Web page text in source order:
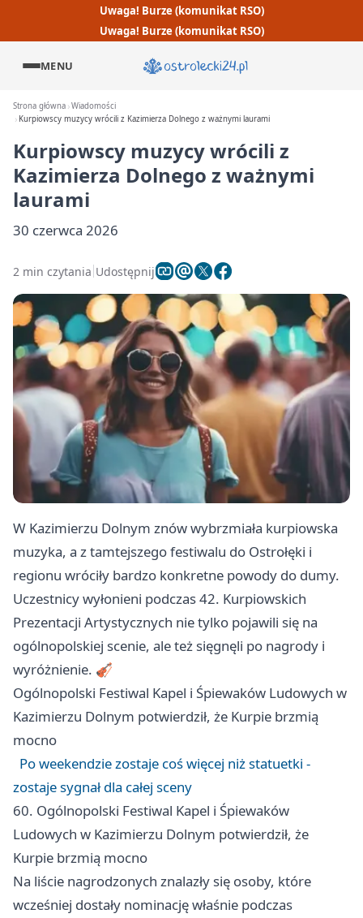
Uwaga! Burze (komunikat RSO)
Uwaga! Burze (komunikat RSO)
MENU
Strona główna Wiadomości
Kurpiowscy muzycy wrócili z Kazimierza Dolnego z ważnymi laurami
Kurpiowscy muzycy wrócili z
Kazimierza Dolnego z ważnymi
laurami
30 czerwca 2026
2 min czytania Udostępnij
W Kazimierzu Dolnym znów wybrzmiała kurpiowska
muzyka, a z tamtejszego festiwalu do Ostrołęki i
regionu wróciły bardzo konkretne powody do dumy.
Uczestnicy wyłonieni podczas 42. Kurpiowskich
Prezentacji Artystycznych nie tylko pojawili się na
ogólnopolskiej scenie, ale też sięgnęli po nagrody i
wyróżnienie. 🎻
Ogólnopolski Festiwal Kapel i Śpiewaków Ludowych w
Kazimierzu Dolnym potwierdził, że Kurpie brzmią
mocno
Po weekendzie zostaje coś więcej niż statuetki -
zostaje sygnał dla całej sceny
60. Ogólnopolski Festiwal Kapel i Śpiewaków
Ludowych w Kazimierzu Dolnym potwierdził, że
Kurpie brzmią mocno
Na liście nagrodzonych znalazły się osoby, które
wcześniej dostały nominację właśnie podczas